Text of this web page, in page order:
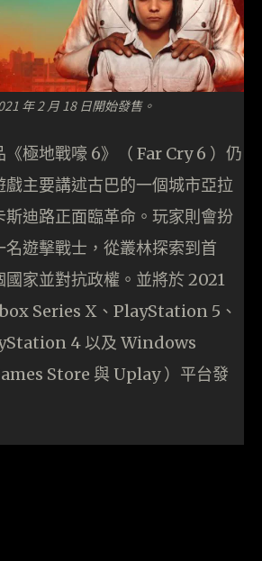
年 2 月 18 日開始發售。
《極地戰嚎 6》（ Far Cry 6 ）仍
戲主要講述古巴的一個城市亞拉
斯迪路正面臨革命。玩家則會扮
名遊擊戰士，從叢林探索到首
家並對抗政權。並將於 2021
Series X、PlayStation 5、
4 以及 Windows
Store 與 Uplay ）平台發